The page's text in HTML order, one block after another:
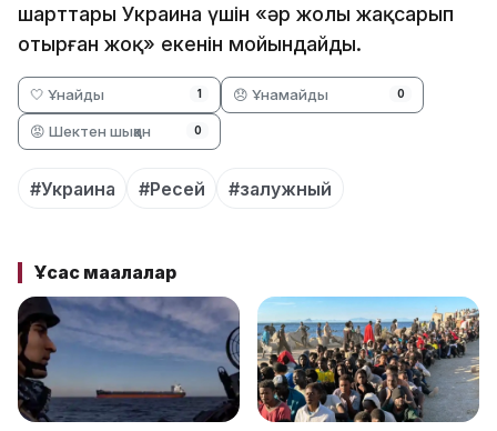
шарттары Украина үшін «әр жолы жақсарып
отырған жоқ» екенін мойындайды.
🤍 Ұнайды 1 😞 Ұнамайды 0
😡 Шектен шыққан 0
#Украина #Ресей #залужный
Ұқсас мақалалар